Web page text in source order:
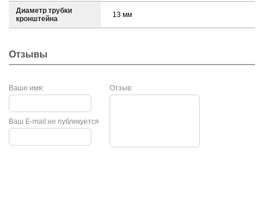
Диаметр трубки
кронштейна
13 мм
Отзывы
Ваше имя: Отзыв:
не публикуется
Ваш E-mail: